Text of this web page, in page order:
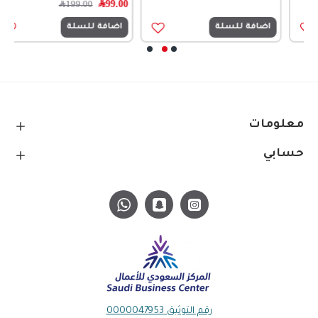
اضافة للسلة
99.00﷼ 199.00﷼
اضافة للسلة
معلومات
حسابي
رقم التوثيق 0000047953